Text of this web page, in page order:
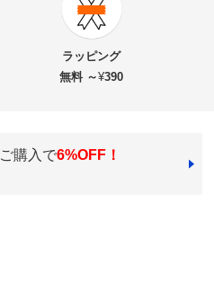
カットタイプ 高さ29.8cm
ば複数個ご購入いただいても¥880です。
・重量1,126g
）
を探していたので購入して
ラッピング
無料 ～¥390
購入で6%OFF！